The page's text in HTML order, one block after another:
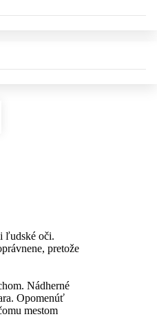
ľudské oči.
pretože
Nádherné
Opomenúť
mestom